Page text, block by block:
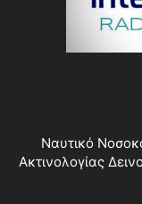
Ναυτικό
Ακτινολογίας